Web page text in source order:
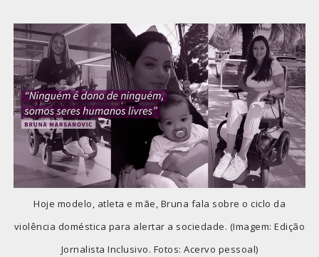
Hoje modelo, atleta e mãe, Bruna fala sobre o ciclo da
violência doméstica para alertar a sociedade. (Imagem: Edição
Jornalista Inclusivo. Fotos: Acervo pessoal)